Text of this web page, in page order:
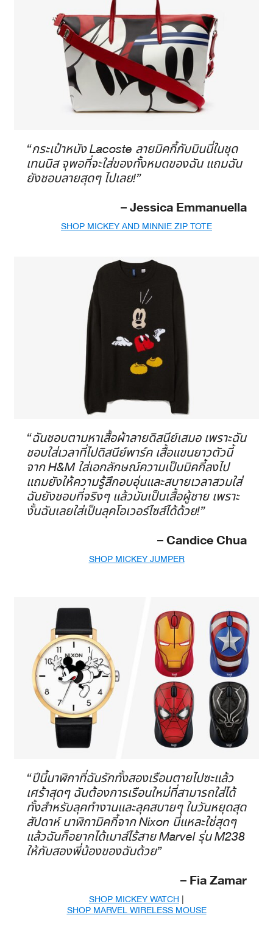
“กระเป๋าหนัง Lacoste ลายมิคกี้กับมินนี่ในชุด
เทนนิส จุพอที่จะใส่ของทั้งหมดของฉัน แถมฉัน
ยังชอบลายสุดๆ ไปเลย!”
– Jessica Emmanuella
SHOP MICKEY AND MINNIE ZIP TOTE
“ฉันชอบตามหาเสื้อผ้าลายดิสนีย์เสมอ เพราะฉัน
ชอบใส่เวลาที่ไปดิสนีย์พาร์ค เสื้อแขนยาวตัวนี้
จาก H&M ใส่เอกลักษณ์ความเป็นมิคกี้ลงไป
แถมยังให้ความรู้สึกอบอุ่นและสบายเวลาสวมใส่
ฉันยังชอบที่จริงๆ แล้วมันเป็นเสื้อผู้ชาย เพราะ
งั้นฉันเลยใส่เป็นลุคโอเวอร์ไซส์ได้ด้วย!”
– Candice Chua
SHOP MICKEY JUMPER
“ปีนี้นาฬิกาที่ฉันรักทั้งสองเรือนตายไปซะแล้ว
เศร้าสุดๆ ฉันต้องการเรือนใหม่ที่สามารถใส่ได้
ทั้งสำหรับลุคทำงานและลุคสบายๆ ในวันหยุดสุด
สัปดาห์ นาฬิกามิคกี้จาก Nixon นี่แหละใช่สุดๆ
แล้วฉันก็อยากได้เมาส์ไร้สาย Marvel รุ่น M238
ให้กับสองพี่น้องของฉันด้วย”
– Fia Zamar
SHOP MICKEY WATCH |
SHOP MARVEL WIRELESS MOUSE